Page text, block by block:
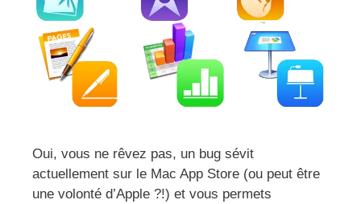
Oui, vous ne rêvez pas, un bug sévit
actuellement sur le Mac App Store (ou peut être
une volonté d’Apple ?!) et vous permets